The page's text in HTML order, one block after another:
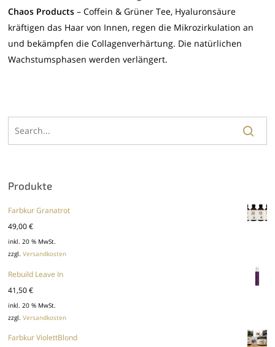
Chaos Products – Coffein & Grüner Tee, Hyaluronsäure
kräftigen das Haar von Innen, regen die Mikrozirkulation an
und bekämpfen die Collagenverhärtung. Die natürlichen
Wachstumsphasen werden verlängert.
Produkte
Farbkur Granatrot
49,00€
inkl. 20 % MwSt.
zzgl.Versandkosten
Rebuild Leave In
41,50€
inkl. 20 % MwSt.
zzgl.Versandkosten
Farbkur ViolettBlond